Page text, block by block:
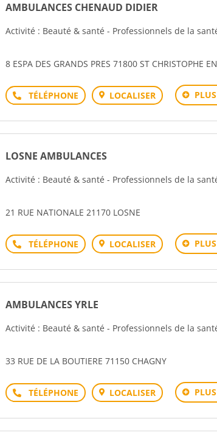
AMBULANCES CHENAUD DIDIER
Activité : Beauté & santé - Professionnels de la
8 ESPA DES GRANDS PRES 71800 ST CHRISTOPHE
Téléphone LOCALISER
LOSNE AMBULANCES
Activité : Beauté & santé - Professionnels de la
21 RUE NATIONALE 21170 LOSNE
Téléphone LOCALISER
AMBULANCES YRLE
Activité : Beauté & santé - Professionnels de la
33 RUE DE LA BOUTIERE 71150 CHAGNY
Téléphone LOCALISER